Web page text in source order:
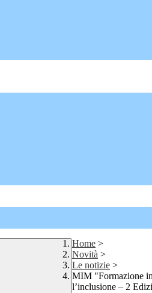
Home >
Novità >
Le notizie >
MIM "Formazione
l’inclusione – 2